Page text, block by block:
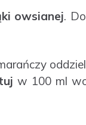
owsianej.
w 100 ml